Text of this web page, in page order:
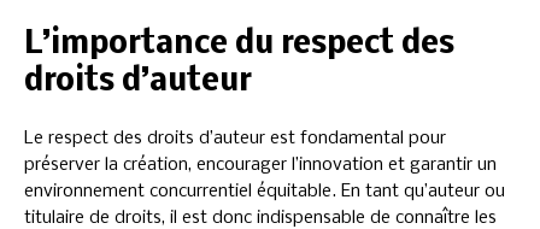
L’importance du respect des
droits d’auteur
Le respect des droits d’auteur est fondamental pour
préserver la création, encourager l’innovation et garantir un
environnement concurrentiel équitable. En tant qu’auteur ou
titulaire de droits, il est donc indispensable de connaître les